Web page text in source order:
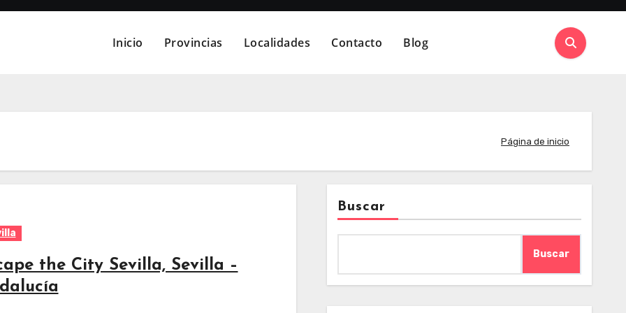
Inicio Provincias Localidades Contacto Blog
Página de inicio
the City Sevilla, Sevilla –
Buscar
Buscar